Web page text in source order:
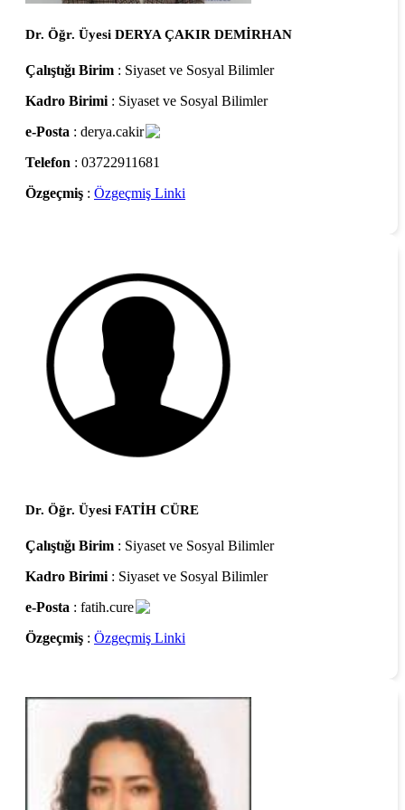
Dr. Öğr. Üyesi DERYA ÇAKIR DEMİRHAN
Çalıştığı Birim : Siyaset ve Sosyal Bilimler
Kadro Birimi: Siyaset ve Sosyal Bilimler
e-Posta : derya.cakir
Telefon : 03722911681
Özgeçmiş : Özgeçmiş Linki
Dr. Öğr. Üyesi FATİH CÜRE
Çalıştığı Birim : Siyaset ve Sosyal Bilimler
Kadro Birimi : Siyaset ve Sosyal Bilimler
e-Posta : fatih.cure
Özgeçmiş : Özgeçmiş Linki